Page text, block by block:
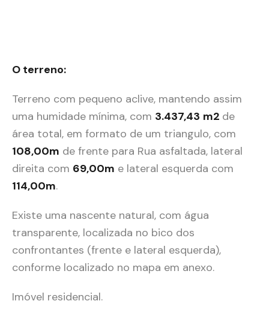
O terreno:
Terreno com pequeno aclive, mantendo assim
uma humidade mínima, com 3.437,43 m2 de
área total, em formato de um triangulo, com
108,00m de frente para Rua asfaltada, lateral
direita com 69,00m e lateral esquerda com
114,00m.
Existe uma nascente natural, com água
transparente, localizada no bico dos
confrontantes (frente e lateral esquerda),
conforme localizado no mapa em anexo.
Imóvel residencial.